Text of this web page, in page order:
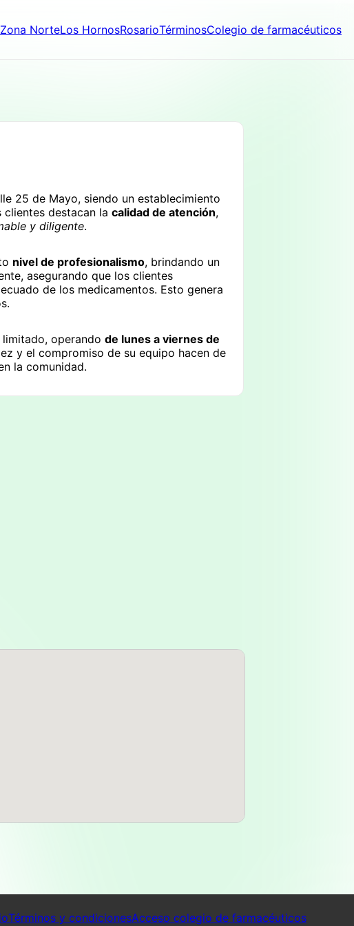
NorteLos HornosRosarioTérminosColegio de farmacéuticos
25 de Mayo, siendo un establecimiento
clientes destacan la calidad de atención,
y diligente.
nivel de profesionalismo, brindando un
asegurando que los clientes
de los medicamentos. Esto genera
operando de lunes a viernes de
y el compromiso de su equipo hacen de
la comunidad.
Términos y condicionesAcceso colegio de farmacéuticos